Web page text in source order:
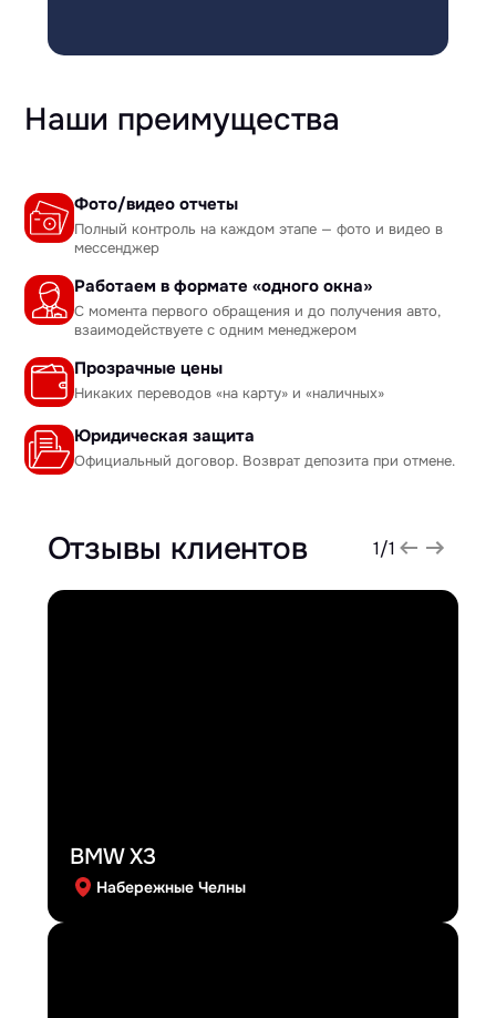
Наши преимущества
Фото/видео отчеты
Полный контроль на каждом этапе — фото и видео в
мессенджер
Работаем в формате «одного окна»
С момента первого обращения и до получения авто,
взаимодействуете с одним менеджером
Прозрачные цены
Никаких переводов «на карту» и «наличных»
Юридическая защита
Официальный договор. Возврат депозита при отмене.
Отзывы клиентов 1/1
BMW X3
Набережные Челны